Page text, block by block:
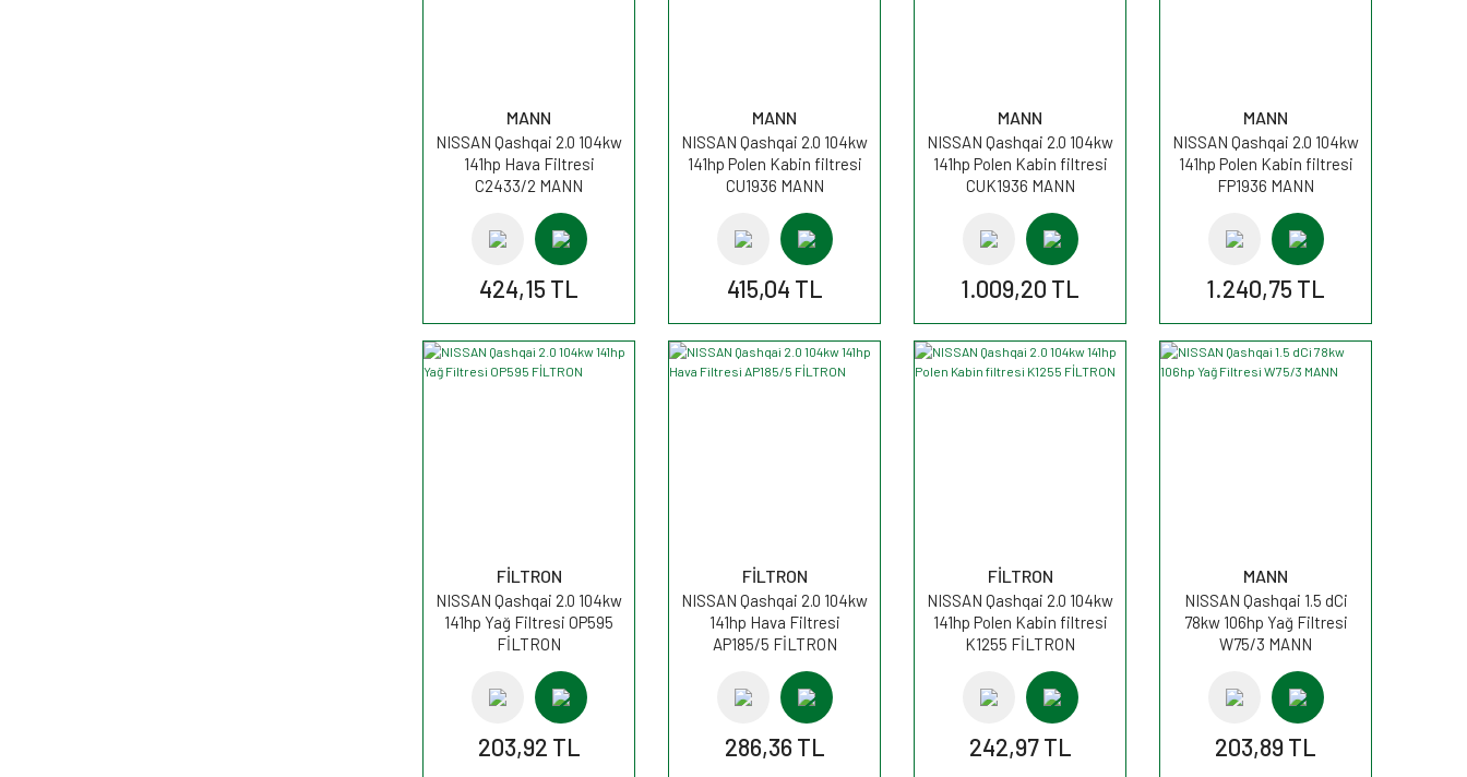
MANN
NISSAN Qashqai 2.0 104kw
141hp Hava Filtresi
C2433/2 MANN
424,15 TL
MANN
NISSAN Qashqai 2.0 104kw
141hp Polen Kabin filtresi
CU1936 MANN
415,04 TL
MANN
NISSAN Qashqai 2.0 104kw
141hp Polen Kabin filtresi
CUK1936 MANN
1.009,20 TL
MANN
NISSAN Qashqai 2.0 104kw
141hp Polen Kabin filtresi
FP1936 MANN
1.240,75 TL
FİLTRON
NISSAN Qashqai 2.0 104kw
141hp Yağ Filtresi OP595
FİLTRON
203,92 TL
FİLTRON
NISSAN Qashqai 2.0 104kw
141hp Hava Filtresi
AP185/5 FİLTRON
286,36 TL
FİLTRON
NISSAN Qashqai 2.0 104kw
141hp Polen Kabin filtresi
K1255 FİLTRON
242,97 TL
MANN
NISSAN Qashqai 1.5 dCi
78kw 106hp Yağ Filtresi
W75/3 MANN
203,89 TL